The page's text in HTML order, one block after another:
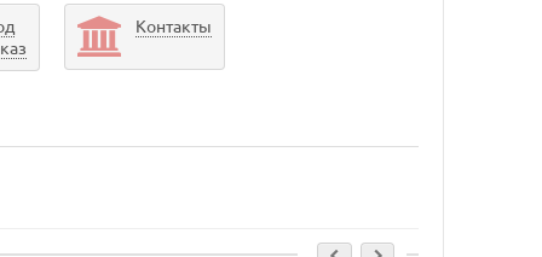
Контакты